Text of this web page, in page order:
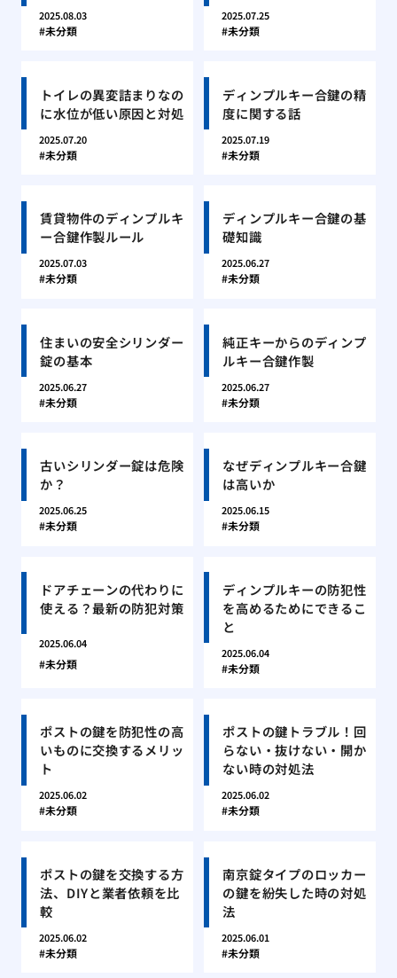
2025.08.03
未分類
2025.07.25
未分類
トイレの異変詰まりなの
に水位が低い原因と対処
2025.07.20
未分類
ディンプルキー合鍵の精
度に関する話
2025.07.19
未分類
賃貸物件のディンプルキ
ー合鍵作製ルール
2025.07.03
未分類
ディンプルキー合鍵の基
礎知識
2025.06.27
未分類
住まいの安全シリンダー
錠の基本
2025.06.27
未分類
純正キーからのディンプ
ルキー合鍵作製
2025.06.27
未分類
古いシリンダー錠は危険
か？
2025.06.25
未分類
なぜディンプルキー合鍵
は高いか
2025.06.15
未分類
ドアチェーンの代わりに
使える？最新の防犯対策
2025.06.04
未分類
ディンプルキーの防犯性
を高めるためにできるこ
と
2025.06.04
未分類
ポストの鍵を防犯性の高
いものに交換するメリッ
ト
2025.06.02
未分類
ポストの鍵トラブル！回
らない・抜けない・開か
ない時の対処法
2025.06.02
未分類
ポストの鍵を交換する方
法、DIYと業者依頼を比
較
2025.06.02
未分類
南京錠タイプのロッカー
の鍵を紛失した時の対処
法
2025.06.01
未分類